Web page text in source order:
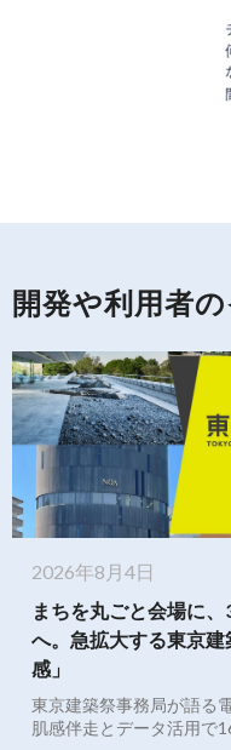
開発や利用者
2026年8月4日
まちを丸ごと会場に
へ。急拡大する東京
感」
東京建築祭事務局が語る
肌感伴走とデータ活用で